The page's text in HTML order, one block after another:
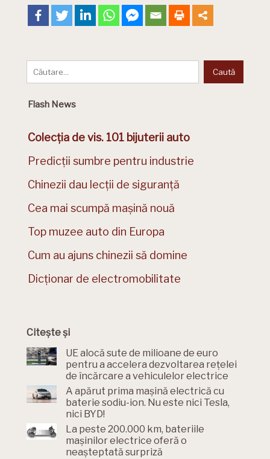
Flash News
Colecția de vis. 101 bijuterii auto
Predicții sumbre pentru industrie
Chinezii dau lecții de siguranță
Cea mai scumpă mașină nouă
Top muzee auto din Europa
Cum au ajuns chinezii să domine
Dicționar de electromobilitate
Citește și
UE alocă sute de milioane de euro
pentru a accelera dezvoltarea rețelei
de încărcare a vehiculelor electrice
A apărut prima mașină electrică cu
baterie sodiu-ion. Nu este nici Tesla,
nici BYD!
La peste 200.000 km, bateriile
mașinilor electrice oferă o
neașteptată surpriză